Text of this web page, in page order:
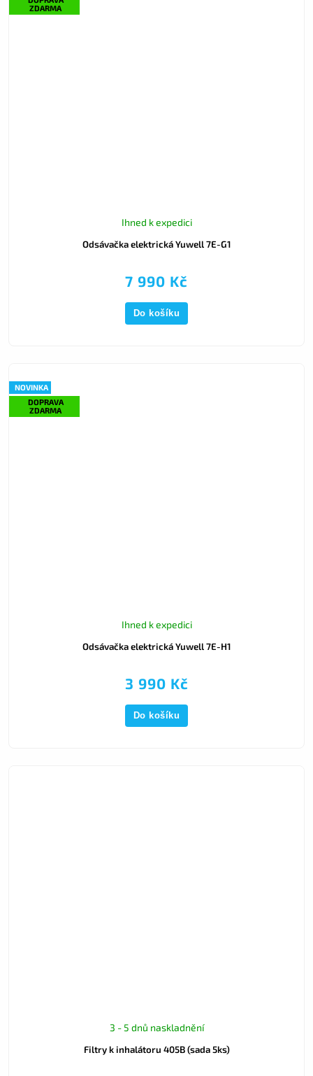
ZDARMA
Odsávačka elektrická Yuwell 7E-G1
Ihned k expedici
7 990 Kč
Do košíku
NOVINKA
DOPRAVA
ZDARMA
Odsávačka elektrická Yuwell 7E-H1
Ihned k expedici
3 990 Kč
Do košíku
Filtry k inhalátoru 405B (sada 5ks)
3 - 5 dnů naskladnění